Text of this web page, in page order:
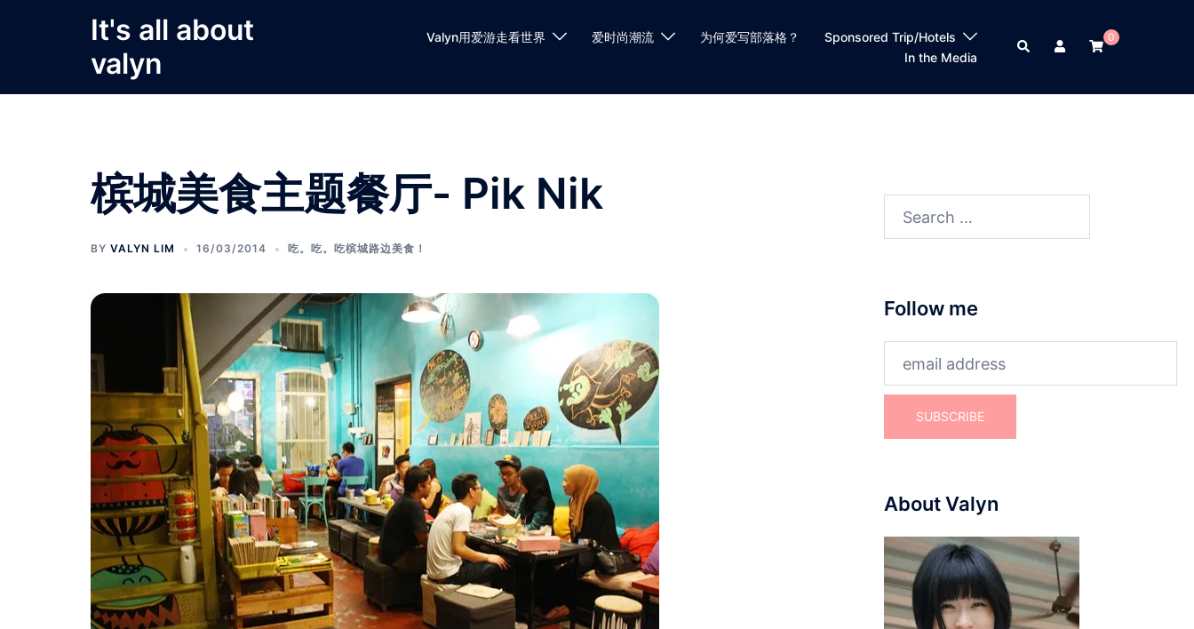
It's all about
valyn
Valyn用爱游走看世界 爱时尚潮流 为何爱写部落格？
Sponsored Trip/Hotels
In the Media
Search
0
槟城美食主题餐厅- Pik Nik
BY VALYN LIM 16/03/2014 吃。吃。吃槟城路边美食！
Search
Follow me
About Valyn